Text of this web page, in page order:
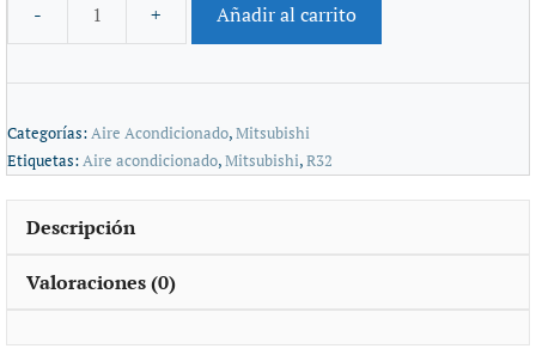
Añadir al carrito
Categorías:Aire Acondicionado,Mitsubishi
Etiquetas:Aire acondicionado,Mitsubishi,R32
Descripción
Valoraciones (0)